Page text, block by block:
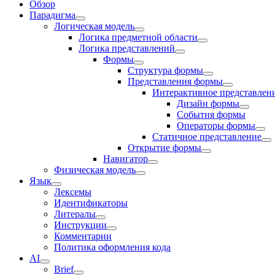
Обзор
Парадигма
Логическая модель
Логика предметной области
Логика представлений
Формы
Структура формы
Представления формы
Интерактивное
Дизайн формы
События формы
Операторы формы
Статичное представление
Открытие формы
Навигатор
Физическая модель
Язык
Лексемы
Идентификаторы
Литералы
Инструкции
Комментарии
Политика оформления кода
AI
Brief